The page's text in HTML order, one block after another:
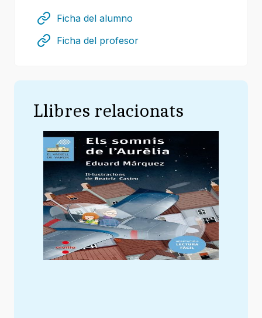
Ficha del alumno
Ficha del profesor
Llibres relacionats